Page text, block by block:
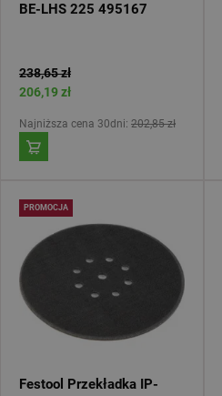
BE-LHS 225 495167
238,65 zł
206,19 zł
Najniższa cena 30dni: 202,85 zł
PROMOCJA
Festool Przekładka IP-